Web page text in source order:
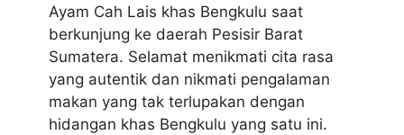
Ayam Cah Lais khas Bengkulu saat
berkunjung ke daerah Pesisir Barat
Sumatera. Selamat menikmati cita rasa
yang autentik dan nikmati pengalaman
makan yang tak terlupakan dengan
hidangan khas Bengkulu yang satu ini.